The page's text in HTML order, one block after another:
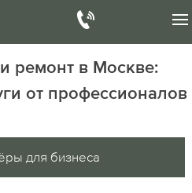
ремонт в Москве:
от профессионалов
для бизнеса